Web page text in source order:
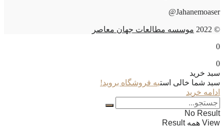
Jahanemoaser@
© 2022
موسسه مطالعات جهان معاصر
0
0
سبد خرید
سبد شما خالی استبه فروشگاه بروید!
ادامه خرید
No Result
View همه Result